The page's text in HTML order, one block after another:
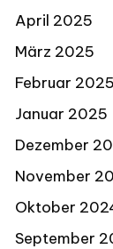
April 2025
März 2025
Februar 2025
Januar 2025
Dezember
November
Oktober
September